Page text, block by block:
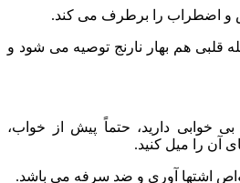
و اضطراب را برطرف می کند.
قلبی هم بهار نارنج توصیه می شود و
خوابی دارید، حتماً پیش از خواب،
آن را میل کنید.
اشتها آوری و ضد سرفه می باشد.